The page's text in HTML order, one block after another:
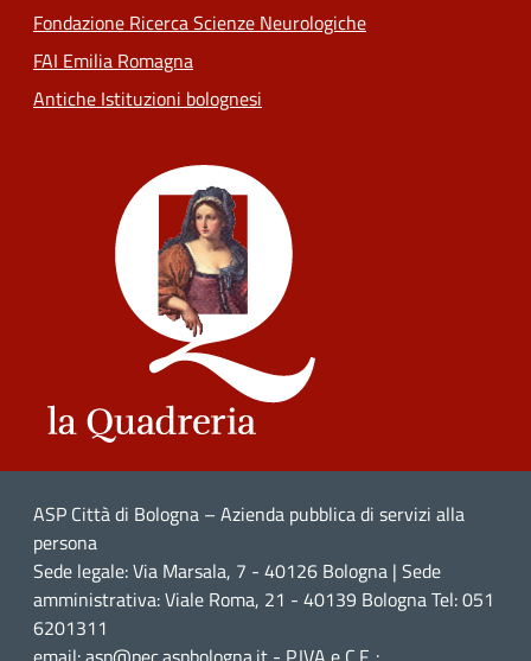
Fondazione Ricerca Scienze Neurologiche
FAI Emilia Romagna
Antiche Istituzioni bolognesi
ASP Città di Bologna – Azienda pubblica di servizi alla
persona
Sede legale: Via Marsala, 7 - 40126 Bologna | Sede
amministrativa: Viale Roma, 21 - 40139 Bologna Tel: 051
6201311